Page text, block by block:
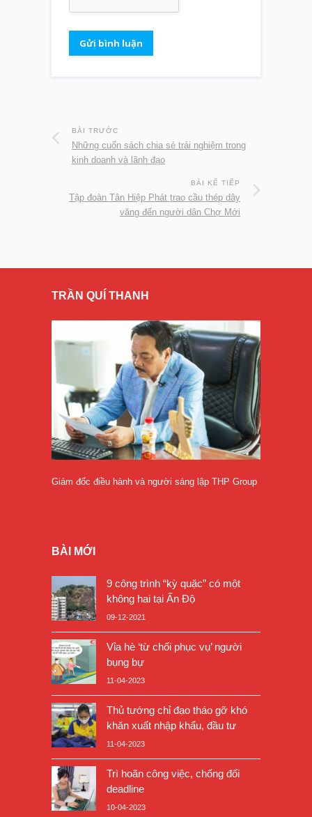
BÀI TRƯỚC
Những cuốn sách chia sẻ trải nghiệm trong
kinh doanh và lãnh đạo
BÀI KẾ TIẾP
Tập đoàn Tân Hiệp Phát trao cầu thép dây
văng đến người dân Chợ Mới
TRẦN QUÍ THANH
Giám đốc điều hành và người sáng lập THP Group
BÀI MỚI
9 công trình “kỳ quặc” có một
không hai tại Ấn Độ
09-12-2021
Vỉa hè ‘từ chối phục vụ’ người
bụng bự
11-04-2023
Thủ tướng chỉ đạo tháo gỡ khó
khăn xuất nhập khẩu, đầu tư
11-04-2023
Trì hoãn công việc, chống đối
deadline
10-04-2023